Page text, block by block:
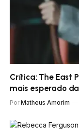
Crítica: The East
mais esperado
Por Matheus Amorim